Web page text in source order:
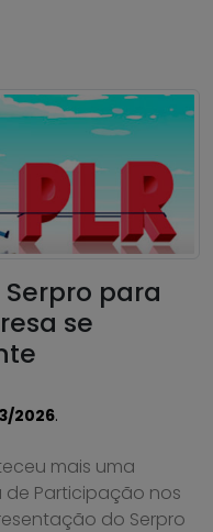
para
se
2026.
mais uma
Participação nos
do Serpro